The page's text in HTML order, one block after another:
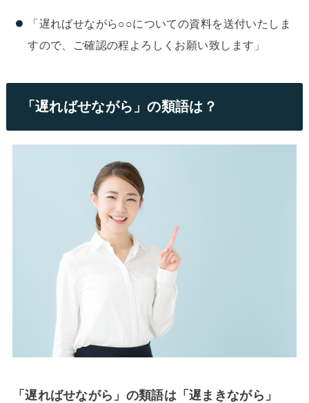
「遅ればせながら○○についての資料を送付いたしま
すので、ご確認の程よろしくお願い致します」
「遅ればせながら」の類語は？
「遅ればせながら」の類語は「遅まきながら」